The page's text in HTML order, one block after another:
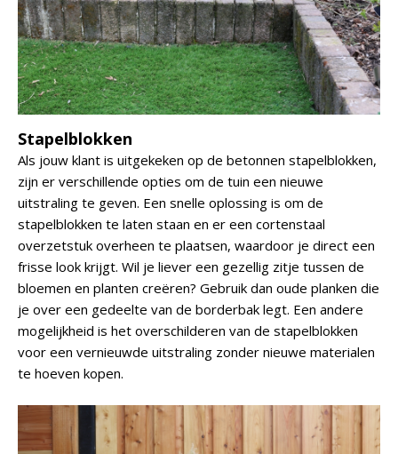
Stapelblokken
Als jouw klant is uitgekeken op de betonnen stapelblokken,
zijn er verschillende opties om de tuin een nieuwe
uitstraling te geven. Een snelle oplossing is om de
stapelblokken te laten staan en er een cortenstaal
overzetstuk overheen te plaatsen, waardoor je direct een
frisse look krijgt. Wil je liever een gezellig zitje tussen de
bloemen en planten creëren? Gebruik dan oude planken die
je over een gedeelte van de borderbak legt. Een andere
mogelijkheid is het overschilderen van de stapelblokken
voor een vernieuwde uitstraling zonder nieuwe materialen
te hoeven kopen.